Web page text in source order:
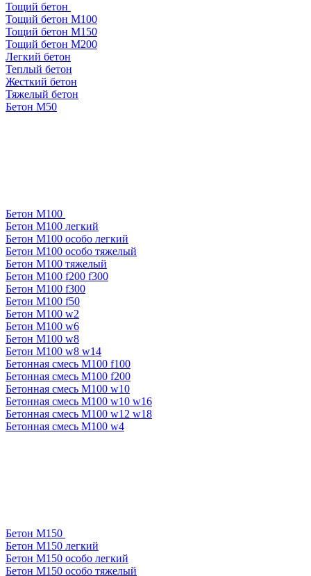
Тощий бетон
Тощий бетон М100
Тощий бетон М150
Тощий бетон М200
Легкий бетон
Теплый бетон
Жесткий бетон
Тяжелый бетон
Бетон М50
Бетон М100
Бетон М100 легкий
Бетон М100 особо легкий
Бетон М100 особо тяжелый
Бетон М100 тяжелый
Бетон М100 f200 f300
Бетон М100 f300
Бетон М100 f50
Бетон М100 w2
Бетон М100 w6
Бетон М100 w8
Бетон М100 w8 w14
Бетонная смесь М100 f100
Бетонная смесь М100 f200
Бетонная смесь М100 w10
Бетонная смесь М100 w10 w16
Бетонная смесь М100 w12 w18
Бетонная смесь М100 w4
Бетон М150
Бетон М150 легкий
Бетон М150 особо легкий
Бетон М150 особо тяжелый